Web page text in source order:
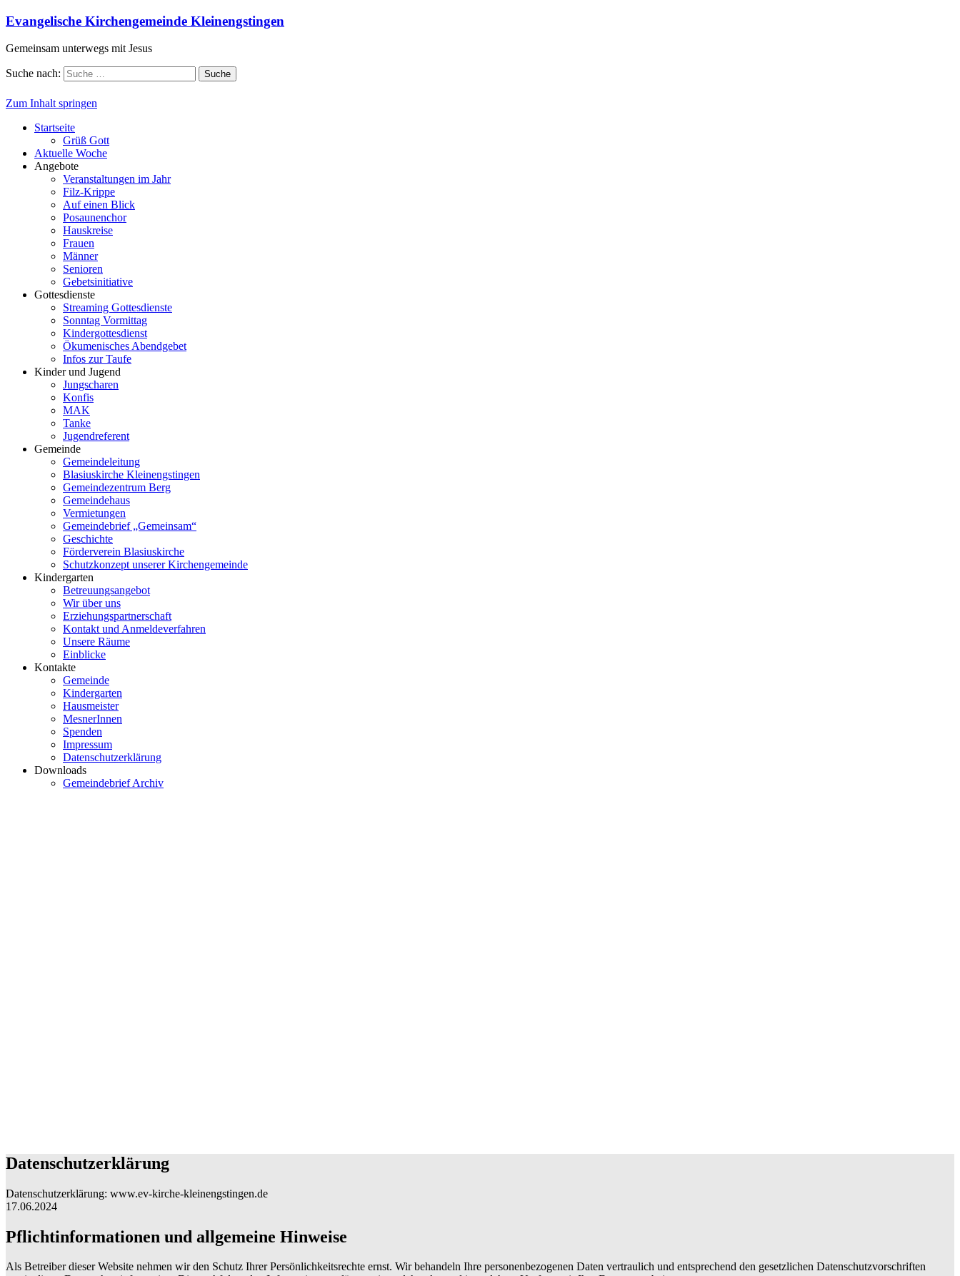
Evangelische Kirchengemeinde Kleinengstingen
Gemeinsam unterwegs mit Jesus
Suche nach:
Zum Inhalt springen
Startseite
Grüß Gott
Aktuelle Woche
Angebote
Veranstaltungen im Jahr
Filz-Krippe
Auf einen Blick
Posaunenchor
Hauskreise
Frauen
Männer
Senioren
Gebetsinitiative
Gottesdienste
Streaming Gottesdienste
Sonntag Vormittag
Kindergottesdienst
Ökumenisches Abendgebet
Infos zur Taufe
Kinder und Jugend
Jungscharen
Konfis
MAK
Tanke
Jugendreferent
Gemeinde
Gemeindeleitung
Blasiuskirche Kleinengstingen
Gemeindezentrum Berg
Gemeindehaus
Vermietungen
Gemeindebrief „Gemeinsam“
Geschichte
Förderverein Blasiuskirche
Schutzkonzept unserer Kirchengemeinde
Kindergarten
Betreuungsangebot
Wir über uns
Erziehungspartnerschaft
Kontakt und Anmeldeverfahren
Unsere Räume
Einblicke
Kontakte
Gemeinde
Kindergarten
Hausmeister
MesnerInnen
Spenden
Impressum
Datenschutzerklärung
Downloads
Gemeindebrief Archiv
Datenschutzerklärung
Datenschutzerklärung: www.ev-kirche-kleinengstingen.de
17.06.2024
Pflichtinformationen und allgemeine Hinweise
Als Betreiber dieser Website nehmen wir den Schutz Ihrer Persönlichkeitsrechte ernst. Wir behandeln Ihre personenbezogenen Daten vertraulich und entsprechend den gesetzlichen Datenschutzvorschriften